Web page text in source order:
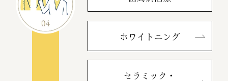
ホワイトニング
セラミック・